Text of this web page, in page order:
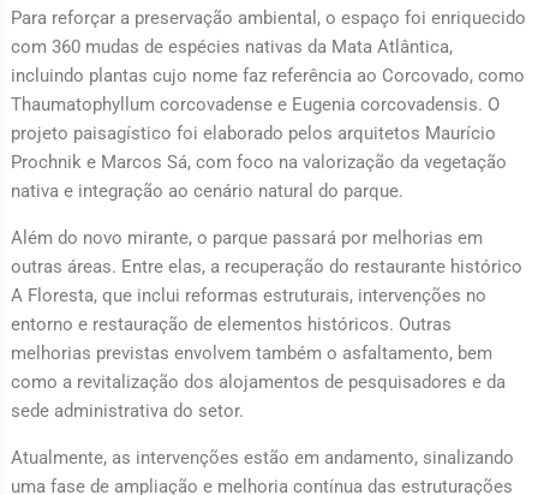
Para reforçar a preservação ambiental, o espaço foi enriquecido
com 360 mudas de espécies nativas da Mata Atlântica,
incluindo plantas cujo nome faz referência ao Corcovado, como
Thaumatophyllum corcovadense e Eugenia corcovadensis. O
projeto paisagístico foi elaborado pelos arquitetos Maurício
Prochnik e Marcos Sá, com foco na valorização da vegetação
nativa e integração ao cenário natural do parque.
Além do novo mirante, o parque passará por melhorias em
outras áreas. Entre elas, a recuperação do restaurante histórico
A Floresta, que inclui reformas estruturais, intervenções no
entorno e restauração de elementos históricos. Outras
melhorias previstas envolvem também o asfaltamento, bem
como a revitalização dos alojamentos de pesquisadores e da
sede administrativa do setor.
Atualmente, as intervenções estão em andamento, sinalizando
uma fase de ampliação e melhoria contínua das estruturações